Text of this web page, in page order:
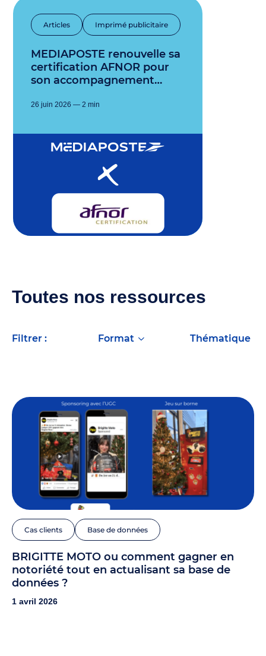
Articles Imprimé publicitaire
MEDIAPOSTE renouvelle sa
certification AFNOR pour
son accompagnement…
26 juin 2026 — 2 min
Toutes nos ressources
filtrer : format thématique
Cas clients Base de données
BRIGITTE MOTO ou comment gagner en
notoriété tout en actualisant sa base de
données ?
1 avril 2026